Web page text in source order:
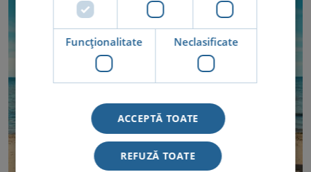
Funcţionalitate Neclasificate
ACCEPTĂ TOATE
REFUZĂ TOATE